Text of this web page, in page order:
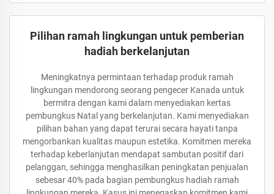
Pilihan ramah lingkungan untuk pemberian
hadiah berkelanjutan
Meningkatnya permintaan terhadap produk ramah
lingkungan mendorong seorang pengecer Kanada untuk
bermitra dengan kami dalam menyediakan kertas
pembungkus Natal yang berkelanjutan. Kami menyediakan
pilihan bahan yang dapat terurai secara hayati tanpa
mengorbankan kualitas maupun estetika. Komitmen mereka
terhadap keberlanjutan mendapat sambutan positif dari
pelanggan, sehingga menghasilkan peningkatan penjualan
sebesar 40% pada bagian pembungkus hadiah ramah